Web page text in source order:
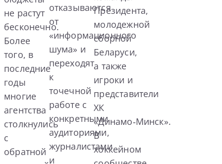
не растут
бесконечно.
Более
того, в
последние
годы
многие
агентства
столкнулись
с
обратной
отказываются
от
«информационного
шума» и
переходят
к
точечной
работе с
конкретными
аудиториями,
журналистами
и
Президента,
молодежной
сборной
Беларуси,
а также
игроки и
представители
ХК
«Динамо‑Минск».
В
хоккейном